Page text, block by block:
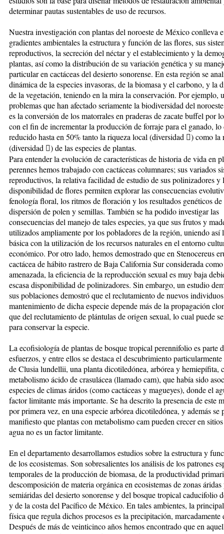
determinar pautas sustentables de uso de recursos.
Nuestra investigación con plantas del noroeste de México conlleva
gradientes ambientales la estructura y función de las flores, sus
reproductivos, la secreción del néctar y el establecimiento y la
plantas, así como la distribución de su variación genética y su
particular en cactáceas del desierto sonorense. En esta región se
dinámica de la especies invasoras, de la biomasa y el carbono, y la
de la vegetación, teniendo en la mira la conservación. Por ejemplo,
problemas que han afectado seriamente la biodiversidad del
es la conversión de los matorrales en praderas de zacate buffel por
con el fin de incrementar la producción de forraje para el ganado, lo
reducido hasta en 50% tanto la riqueza local (diversidad ) como la
(diversidad ) de las especies de plantas.
Para entender la evolución de características de historia de vida en
perennes hemos trabajado con cactáceas columnares; sus variados
reproductivos, la relativa facilidad de estudio de sus polinizadores y
disponibilidad de flores permiten explorar las consecuencias
fenología floral, los ritmos de floración y los resultados genéticos de
dispersión de polen y semillas. También se ha podido investigar las
consecuencias del manejo de tales especies, ya que sus frutos y
utilizados ampliamente por los pobladores de la región, uniendo así
básica con la utilización de los recursos naturales en el entorno
económico. Por otro lado, hemos demostrado que en Stenocereus
cactácea de hábito rastrero de Baja California Sur considerada como
amenazada, la eficiencia de la reproducción sexual es muy baja
escasa disponibilidad de polinizadores. Sin embargo, un estudio
sus poblaciones demostró que el reclutamiento de nuevos
mantenimiento de dicha especie depende más de la propagación
que del reclutamiento de plántulas de origen sexual, lo cual puede
para conservar la especie.
La ecofisiología de plantas de bosque tropical perennifolio es parte
esfuerzos, y entre ellos se destaca el descubrimiento particularmente
de Clusia lundellii, una planta dicotiledónea, arbórea y hemiepífita,
metabolismo ácido de crasulácea (llamado cam), que había sido
especies de climas áridos (como cactáceas y magueyes), donde el
factor limitante más importante. Se ha descrito la presencia de este
por primera vez, en una especie arbórea dicotiledónea, y además se
manifiesto que plantas con metabolismo cam pueden crecer en
agua no es un factor limitante.
En el departamento desarrollamos estudios sobre la estructura y
de los ecosistemas. Son sobresalientes los análisis de los patrones
temporales de la producción de biomasa, de la productividad
descomposición de materia orgánica en ecosistemas de zonas áridas
semiáridas del desierto sonorense y del bosque tropical caducifolio
y de la costa del Pacífico de México. En tales ambientes, la
física que regula dichos procesos es la precipitación, marcadamente
Después de más de veinticinco años hemos encontrado que en